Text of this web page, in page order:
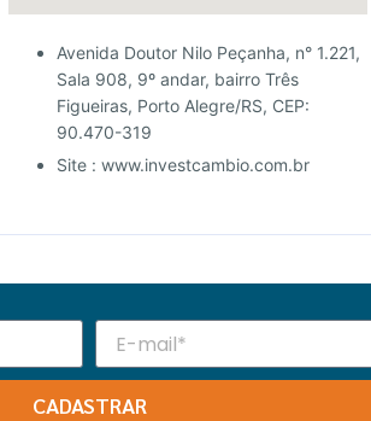
Avenida Doutor Nilo Peçanha, n° 1.221,
Sala 908, 9º andar, bairro Três
Figueiras, Porto Alegre/RS, CEP:
90.470-319
Site : www.investcambio.com.br
CADASTRAR